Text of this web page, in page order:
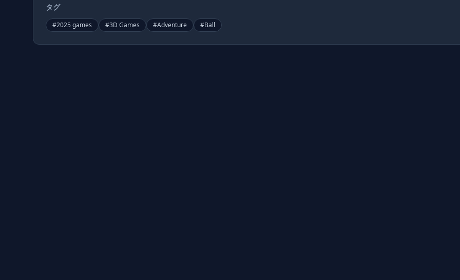
タグ
#2025 games #3D Games #Adventure #Ball